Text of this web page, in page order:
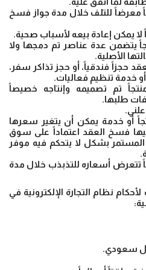
معرضاً للتلف خلال مدة جواز فسخ
لا يمكن إعادة بيعه لأسباب صحية.
يتضمن عدة عناصر تم دمجها ولا
الأصلية.
حجزاً فندقياً، أو حجز تذاكر سفر،
أو خدمة تنظيم فعاليات.
تم تصميمه وإنتاجه خصيصاً
طلبها.
أو خدمة يمكن أن يتغير سعرها
فسخ العقد اعتماداً على سوق
بشكل لا يتحكم فيه موفر
تتعرض أسعاره للتذبذب خلال مدة
نظام التجارة الإلكترونية في
سعودي.